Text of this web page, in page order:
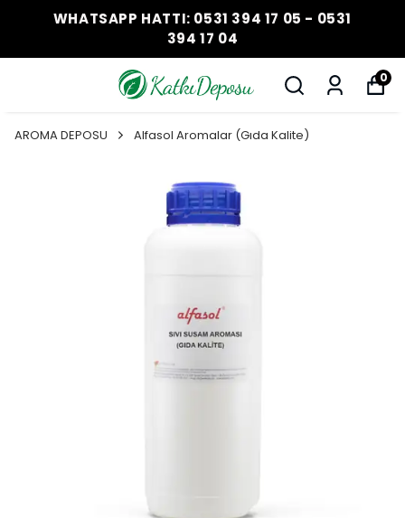
WHATSAPP HATTI: 0531 394 17 05 - 0531
394 17 04
0
AROMA DEPOSU Alfasol Aromalar (Gıda Kalite)